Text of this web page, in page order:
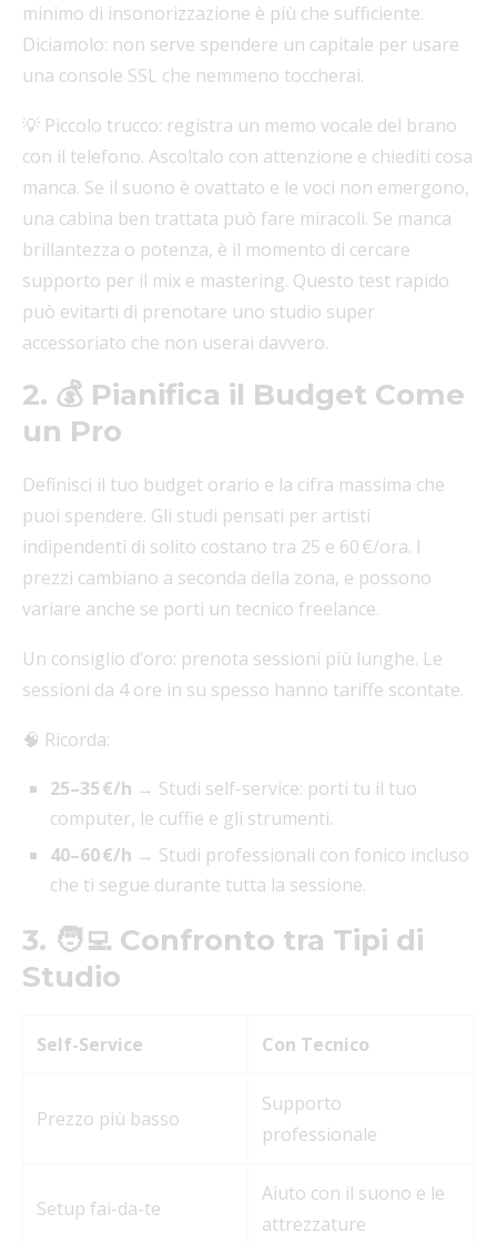
minimo di insonorizzazione è più che sufficiente.
Diciamolo: non serve spendere un capitale per usare
una console SSL che nemmeno toccherai.
💡 Piccolo trucco: registra un memo vocale del brano
con il telefono. Ascoltalo con attenzione e chiediti cosa
manca. Se il suono è ovattato e le voci non emergono,
una cabina ben trattata può fare miracoli. Se manca
brillantezza o potenza, è il momento di cercare
supporto per il mix e mastering. Questo test rapido
può evitarti di prenotare uno studio super
accessoriato che non userai davvero.
2. 💰 Pianifica il Budget Come
un Pro
Definisci il tuo budget orario e la cifra massima che
puoi spendere. Gli studi pensati per artisti
indipendenti di solito costano tra 25 e 60 €/ora. I
prezzi cambiano a seconda della zona, e possono
variare anche se porti un tecnico freelance.
Un consiglio d’oro: prenota sessioni più lunghe. Le
sessioni da 4 ore in su spesso hanno tariffe scontate.
🧠 Ricorda:
25–35 €/h → Studi self-service: porti tu il tuo
computer, le cuffie e gli strumenti.
40–60 €/h → Studi professionali con fonico incluso
che ti segue durante tutta la sessione.
3. 🧑‍💻 Confronto tra Tipi di
Studio
Self-Service Con Tecnico
Prezzo più basso
Supporto
professionale
Setup fai-da-te
Aiuto con il suono e le
attrezzature